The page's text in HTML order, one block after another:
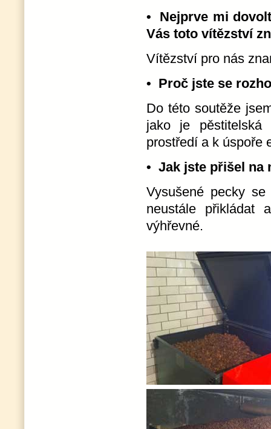
• Nejprve mi
Vás toto vítězství
Vítězství pro nás
• Proč jste se
Do této soutěže
jako je pěstitelská
prostředí a k úspoře
• Jak jste přišel na
Vysušené pecky
neustále přikládat
výhřevné.